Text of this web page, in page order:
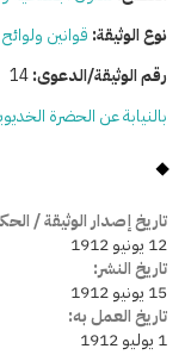
نوع الوثيقة: قوانين ولوائح
رقم الوثيقة/الدعوى:14
بالنيابة عن الحضرة
تاريخ إصدار الوثيقة /
12 يونيو 1912
تاريخ النشر:
15 يونيو 1912
تاريخ العمل به:
1 يوليو 1912